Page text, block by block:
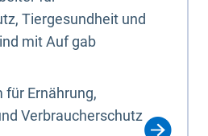
Tiergesundheit und
mit Auf gab
Ernährung,
Verbraucherschutz